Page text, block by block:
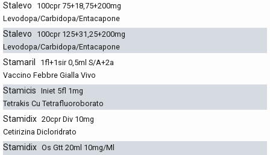
Stalevo
100cpr 75+18,75+200mg
Levodopa/Carbidopa/Entacapone
Stalevo
100cpr 125+31,25+200mg
Levodopa/Carbidopa/Entacapone
Stamaril
1fl+1sir 0,5ml S/A+2a
Vaccino Febbre Gialla Vivo
Stamicis Iniet 5fl 1mg
Tetrakis Cu Tetrafluoroborato
Stamidix 20cpr Div 10mg
Cetirizina Dicloridrato
Stamidix Os Gtt 20ml 10mg/Ml